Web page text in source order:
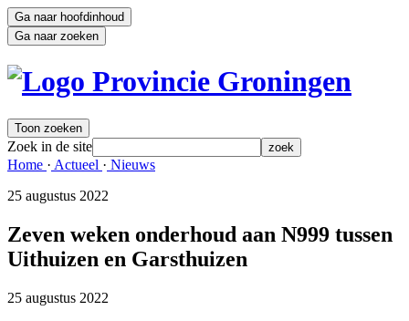
Ga naar hoofdinhoud
Ga naar zoeken
Toon zoeken
Zoek in de site zoek
Home · Actueel · Nieuws
25 augustus 2022
Zeven weken onderhoud aan N999 tussen
Uithuizen en Garsthuizen
25 augustus 2022